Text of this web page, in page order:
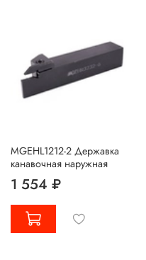
MGEHL1212-2 Державка
канавочная наружная
1 554 ₽